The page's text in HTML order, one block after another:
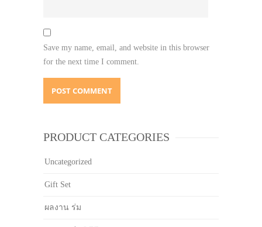
Save my name, email, and website in this browser
for the next time I comment.
PRODUCT CATEGORIES
Uncategorized
Gift Set
ผลงาน ร่ม